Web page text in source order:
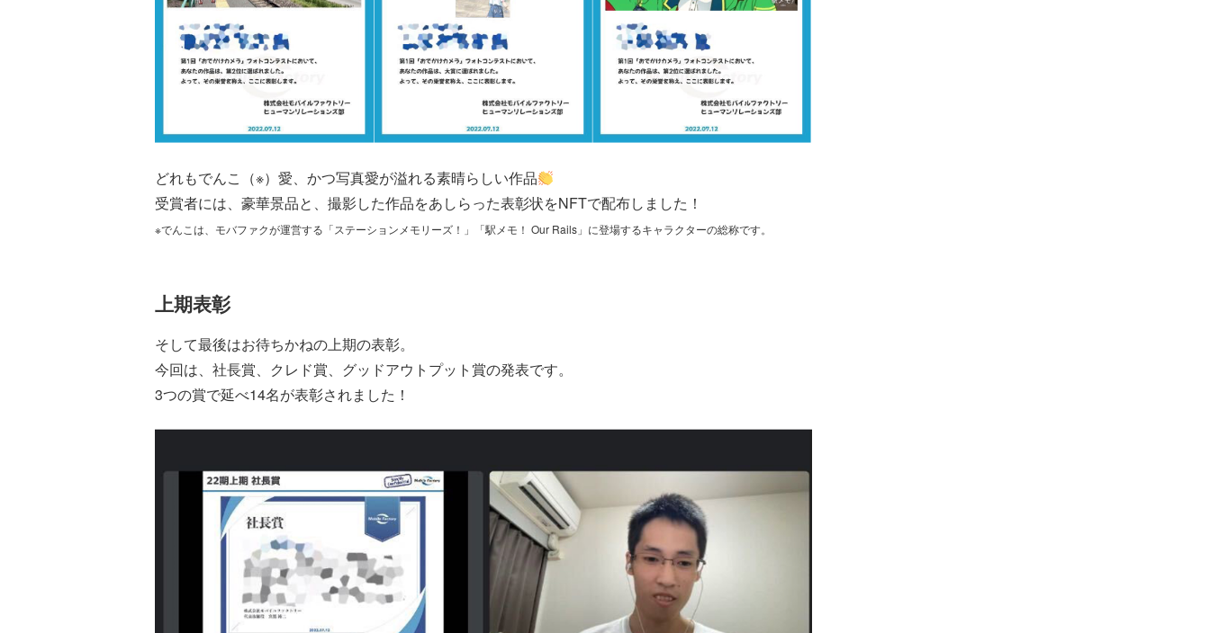
どれもでんこ（※）愛、かつ写真愛が溢れる素晴らしい作品
受賞者には、豪華景品と、撮影した作品をあしらった表彰状をNFTで配布しました！
※でんこは、モバファクが運営する「ステーションメモリーズ！」「駅メモ！ Our Rails」に登場するキャラクターの総称です。
上期表彰
そして最後はお待ちかねの上期の表彰。
今回は、社長賞、クレド賞、グッドアウトプット賞の発表です。
3つの賞で延べ14名が表彰されました！